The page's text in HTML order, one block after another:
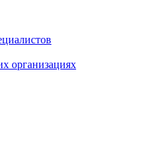
организациях